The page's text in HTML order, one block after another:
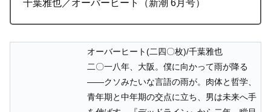
千葉雅也／オーバーヒート（新潮 6月号）
オーバーヒート(二四〇枚)/千葉雅也
二〇一八年、大阪。僕に向かって雨が降る
――クソみたいな言語の雨が。肉体と哲学、
青年期と中年期の交点に立ち、男は未来へ手